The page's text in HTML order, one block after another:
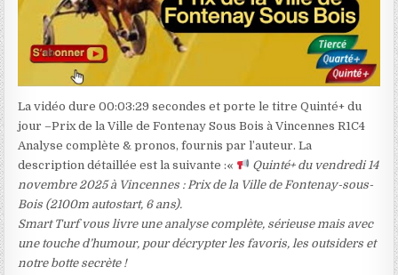
La vidéo dure 00:03:29 secondes et porte le titre Quinté+ du
jour –Prix de la Ville de Fontenay Sous Bois à Vincennes R1C4
Analyse complète & pronos, fournis par l’auteur. La
description détaillée est la suivante :«
Quinté+ du vendredi 14
novembre 2025 à Vincennes : Prix de la Ville de Fontenay-sous-
Bois (2100m autostart, 6 ans).
Smart Turf vous livre une analyse complète, sérieuse mais avec
une touche d’humour, pour décrypter les favoris, les outsiders et
notre botte secrète !